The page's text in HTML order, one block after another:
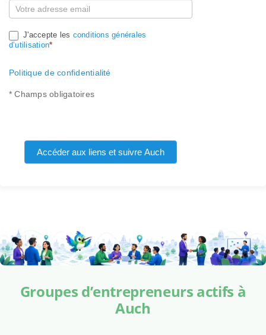
J'accepte les conditions générales
d’utilisation*
Politique de confidentialité
* Champs obligatoires
Accéder aux liens et suivre Auch
Groupes d’entrepreneurs actifs à
Auch